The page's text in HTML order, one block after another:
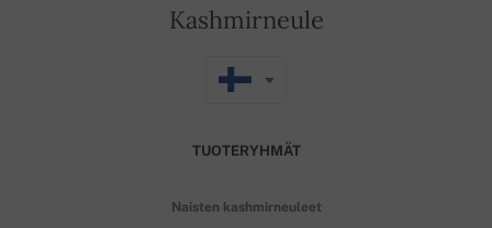
Kashmirneule
TUOTERYHMÄT
Naisten kashmirneuleet